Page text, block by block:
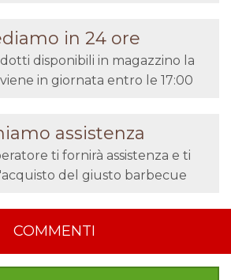
in 24 ore
disponibili in magazzino la
in giornata entro le 17:00
assistenza
ti fornirà assistenza e ti
del giusto barbecue
COMMENTI